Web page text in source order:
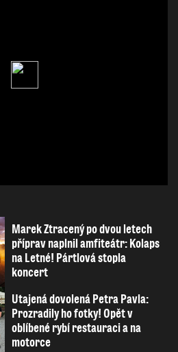
Marek Ztracený po dvou letech
příprav naplnil amfiteátr: Kolaps
na Letné! Pártlová stopla
koncert
Utajená dovolená Petra Pavla:
Prozradily ho fotky! Opět v
oblíbené rybí restauraci a na
motorce